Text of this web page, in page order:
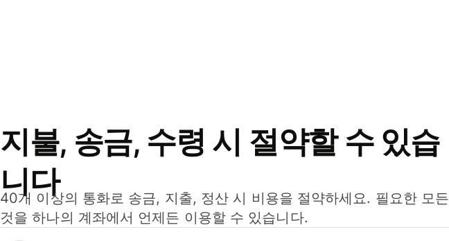
지불, 송금, 수령 시 절약할 수 있습
니다
40개 이상의 통화로 송금, 지출, 정산 시 비용을 절약하세요. 필요한 모든
것을 하나의 계좌에서 언제든 이용할 수 있습니다.